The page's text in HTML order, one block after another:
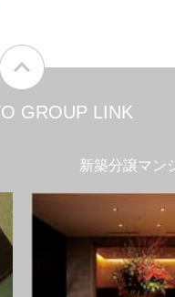
GROUP LINK
新築分譲マン